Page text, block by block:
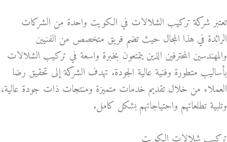
تعتبر شركة تركيب الشلالات في الكويت واحدة من الشركات
الرائدة في هذا المجال حيث تضم فريق متخصص من الفنيين
والمهندسين المحترفين الذين يتمتعون بخبرة واسعة في تركيب الشلالات
بأساليب متطورة وفنية عالية الجودة. تهدف الشركة إلى تحقيق رضا
العملاء من خلال تقديم خدمات متميزة ومنتجات ذات جودة عالية،
وتلبية تطلعاتهم واحتياجاتهم بشكل كامل.